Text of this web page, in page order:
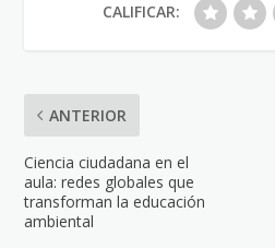
CALIFICAR:
ANTERIOR
Ciencia ciudadana en el
aula: redes globales que
transforman la educación
ambiental